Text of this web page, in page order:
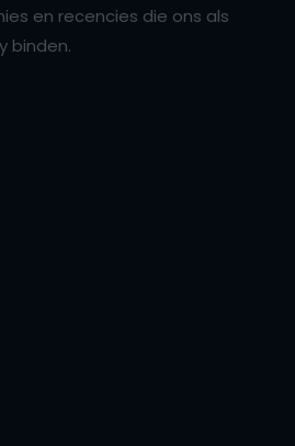
en recencies die ons als
binden.